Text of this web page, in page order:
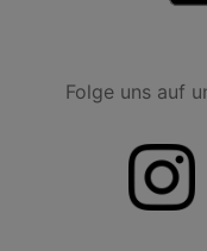
Folge uns auf